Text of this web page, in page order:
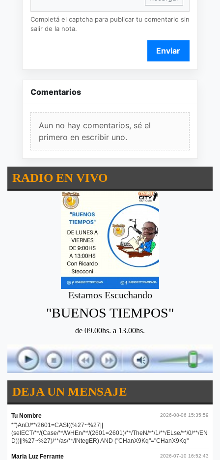
Completá el captcha para publicar tu comentario sin
salir de la nota.
Enviar
Comentarios
Aun no hay comentarios, sé el
primero en escribir uno.
RADIO EN VIVO
Estamos Escuchando
"BUENOS TIEMPOS"
de 09.00hs. a 13.00hs.
DEJA UN MENSAJE